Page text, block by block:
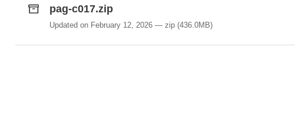
pag-c017.zip
Updated on February 12, 2026 zip(436.0MB)